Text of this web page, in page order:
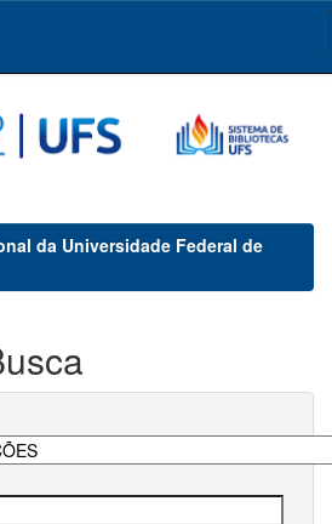
da Universidade Federal de